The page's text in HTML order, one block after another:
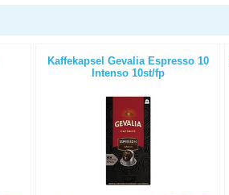
Kaffekapsel Gevalia Espresso 10
Intenso 10st/fp